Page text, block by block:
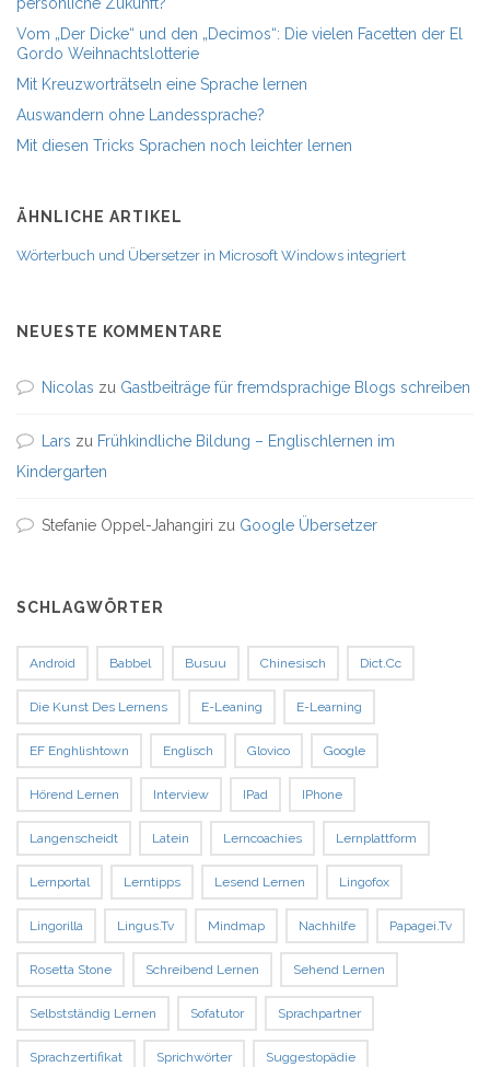
persönliche Zukunft?
Vom „Der Dicke“ und den „Decimos“: Die vielen Facetten der El
Gordo Weihnachtslotterie
Mit Kreuzworträtseln eine Sprache lernen
Auswandern ohne Landessprache?
Mit diesen Tricks Sprachen noch leichter lernen
ÄHNLICHE ARTIKEL
Wörterbuch und Übersetzer in Microsoft Windows integriert
NEUESTE KOMMENTARE
Nicolas zu Gastbeiträge für fremdsprachige Blogs schreiben
Lars zu Frühkindliche Bildung – Englischlernen im
Kindergarten
Stefanie Oppel-Jahangiri zu Google Übersetzer
SCHLAGWÖRTER
Android Babbel Busuu Chinesisch Dict.cc
Die Kunst Des Lernens E-Leaning E-Learning
EF Enghlishtown Englisch Glovico Google
Hörend Lernen Interview IPad IPhone
Langenscheidt Latein Lerncoachies Lernplattform
Lernportal Lerntipps Lesend Lernen Lingofox
Lingorilla Lingus.tv Mindmap Nachhilfe Papagei.tv
Rosetta Stone Schreibend Lernen Sehend Lernen
Selbstständig Lernen Sofatutor Sprachpartner
Sprachzertifikat Sprichwörter Suggestopädie